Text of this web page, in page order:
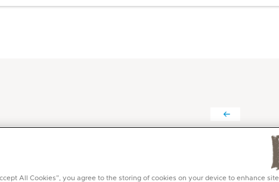
All Cookies”, you agree to the storing of cookies on your device to enhance site